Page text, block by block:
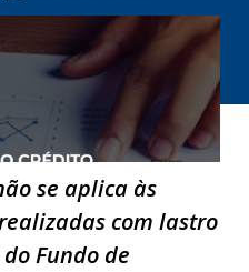
se aplica às
com lastro
Fundo de